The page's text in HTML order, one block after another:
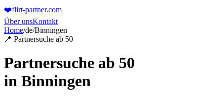
❤️flirt-partner.com
Über unsKontakt
Home/de/Binningen
📍 Partnersuche ab 50
Partnersuche ab 50
in Binningen